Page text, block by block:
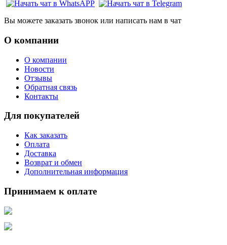
Вы можете заказать звонок или написать нам в чат
О компании
О компании
Новости
Отзывы
Обратная связь
Контакты
Для покупателей
Как заказать
Оплата
Доставка
Возврат и обмен
Дополнительная информация
Принимаем к оплате